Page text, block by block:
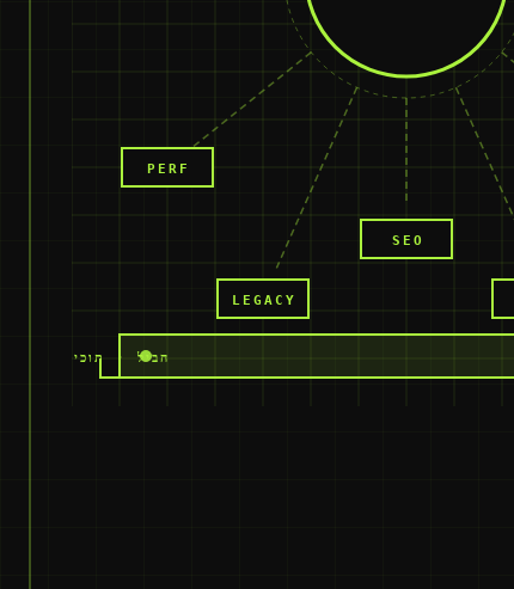
PERF
SEO
LEGACY
ליבה · איכות